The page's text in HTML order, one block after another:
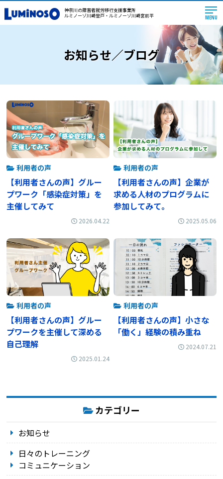
神奈川の障害者就労移行支援事業所
ルミノーゾ川崎登戸・ルミノーゾ川崎宮前平
MENU
お知らせ／ブログ
利用者の声
【利用者さんの声】グルー
プワーク「感染症対策」を
主催してみて
2026.04.22
利用者の声
【利用者さんの声】企業が
求める人材のプログラムに
参加してみて。
2025.05.06
利用者の声
【利用者さんの声】グルー
プワークを主催して深める
自己理解
2025.01.24
利用者の声
【利用者さんの声】小さな
「働く」経験の積み重ね
2024.07.21
カテゴリー
お知らせ
日々のトレーニング
コミュニケーション